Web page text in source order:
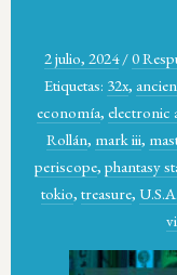
2 julio, 2024 /0
Etiquetas: 32x,
economía, electronic
Rollán, mark iii,
periscope, phantasy
tokio, treasure, U.S.A.